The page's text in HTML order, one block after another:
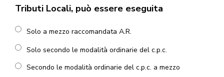
Tributi Locali, può essere eseguita
Solo a mezzo raccomandata A.R.
Solo secondo le modalità ordinarie del c.p.c.
Secondo le modalità ordinarie del c.p.c. a mezzo